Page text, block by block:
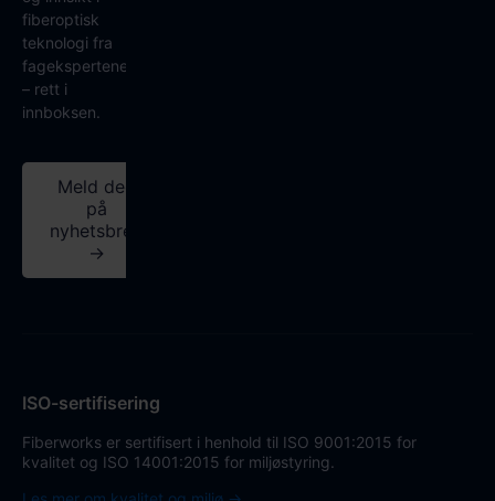
fiberoptisk
teknologi fra
fagekspertene
– rett i
innboksen.
Meld deg
på
nyhetsbrev
→
ISO-sertifisering
Fiberworks er sertifisert i henhold til ISO 9001:2015 for
kvalitet og ISO 14001:2015 for miljøstyring.